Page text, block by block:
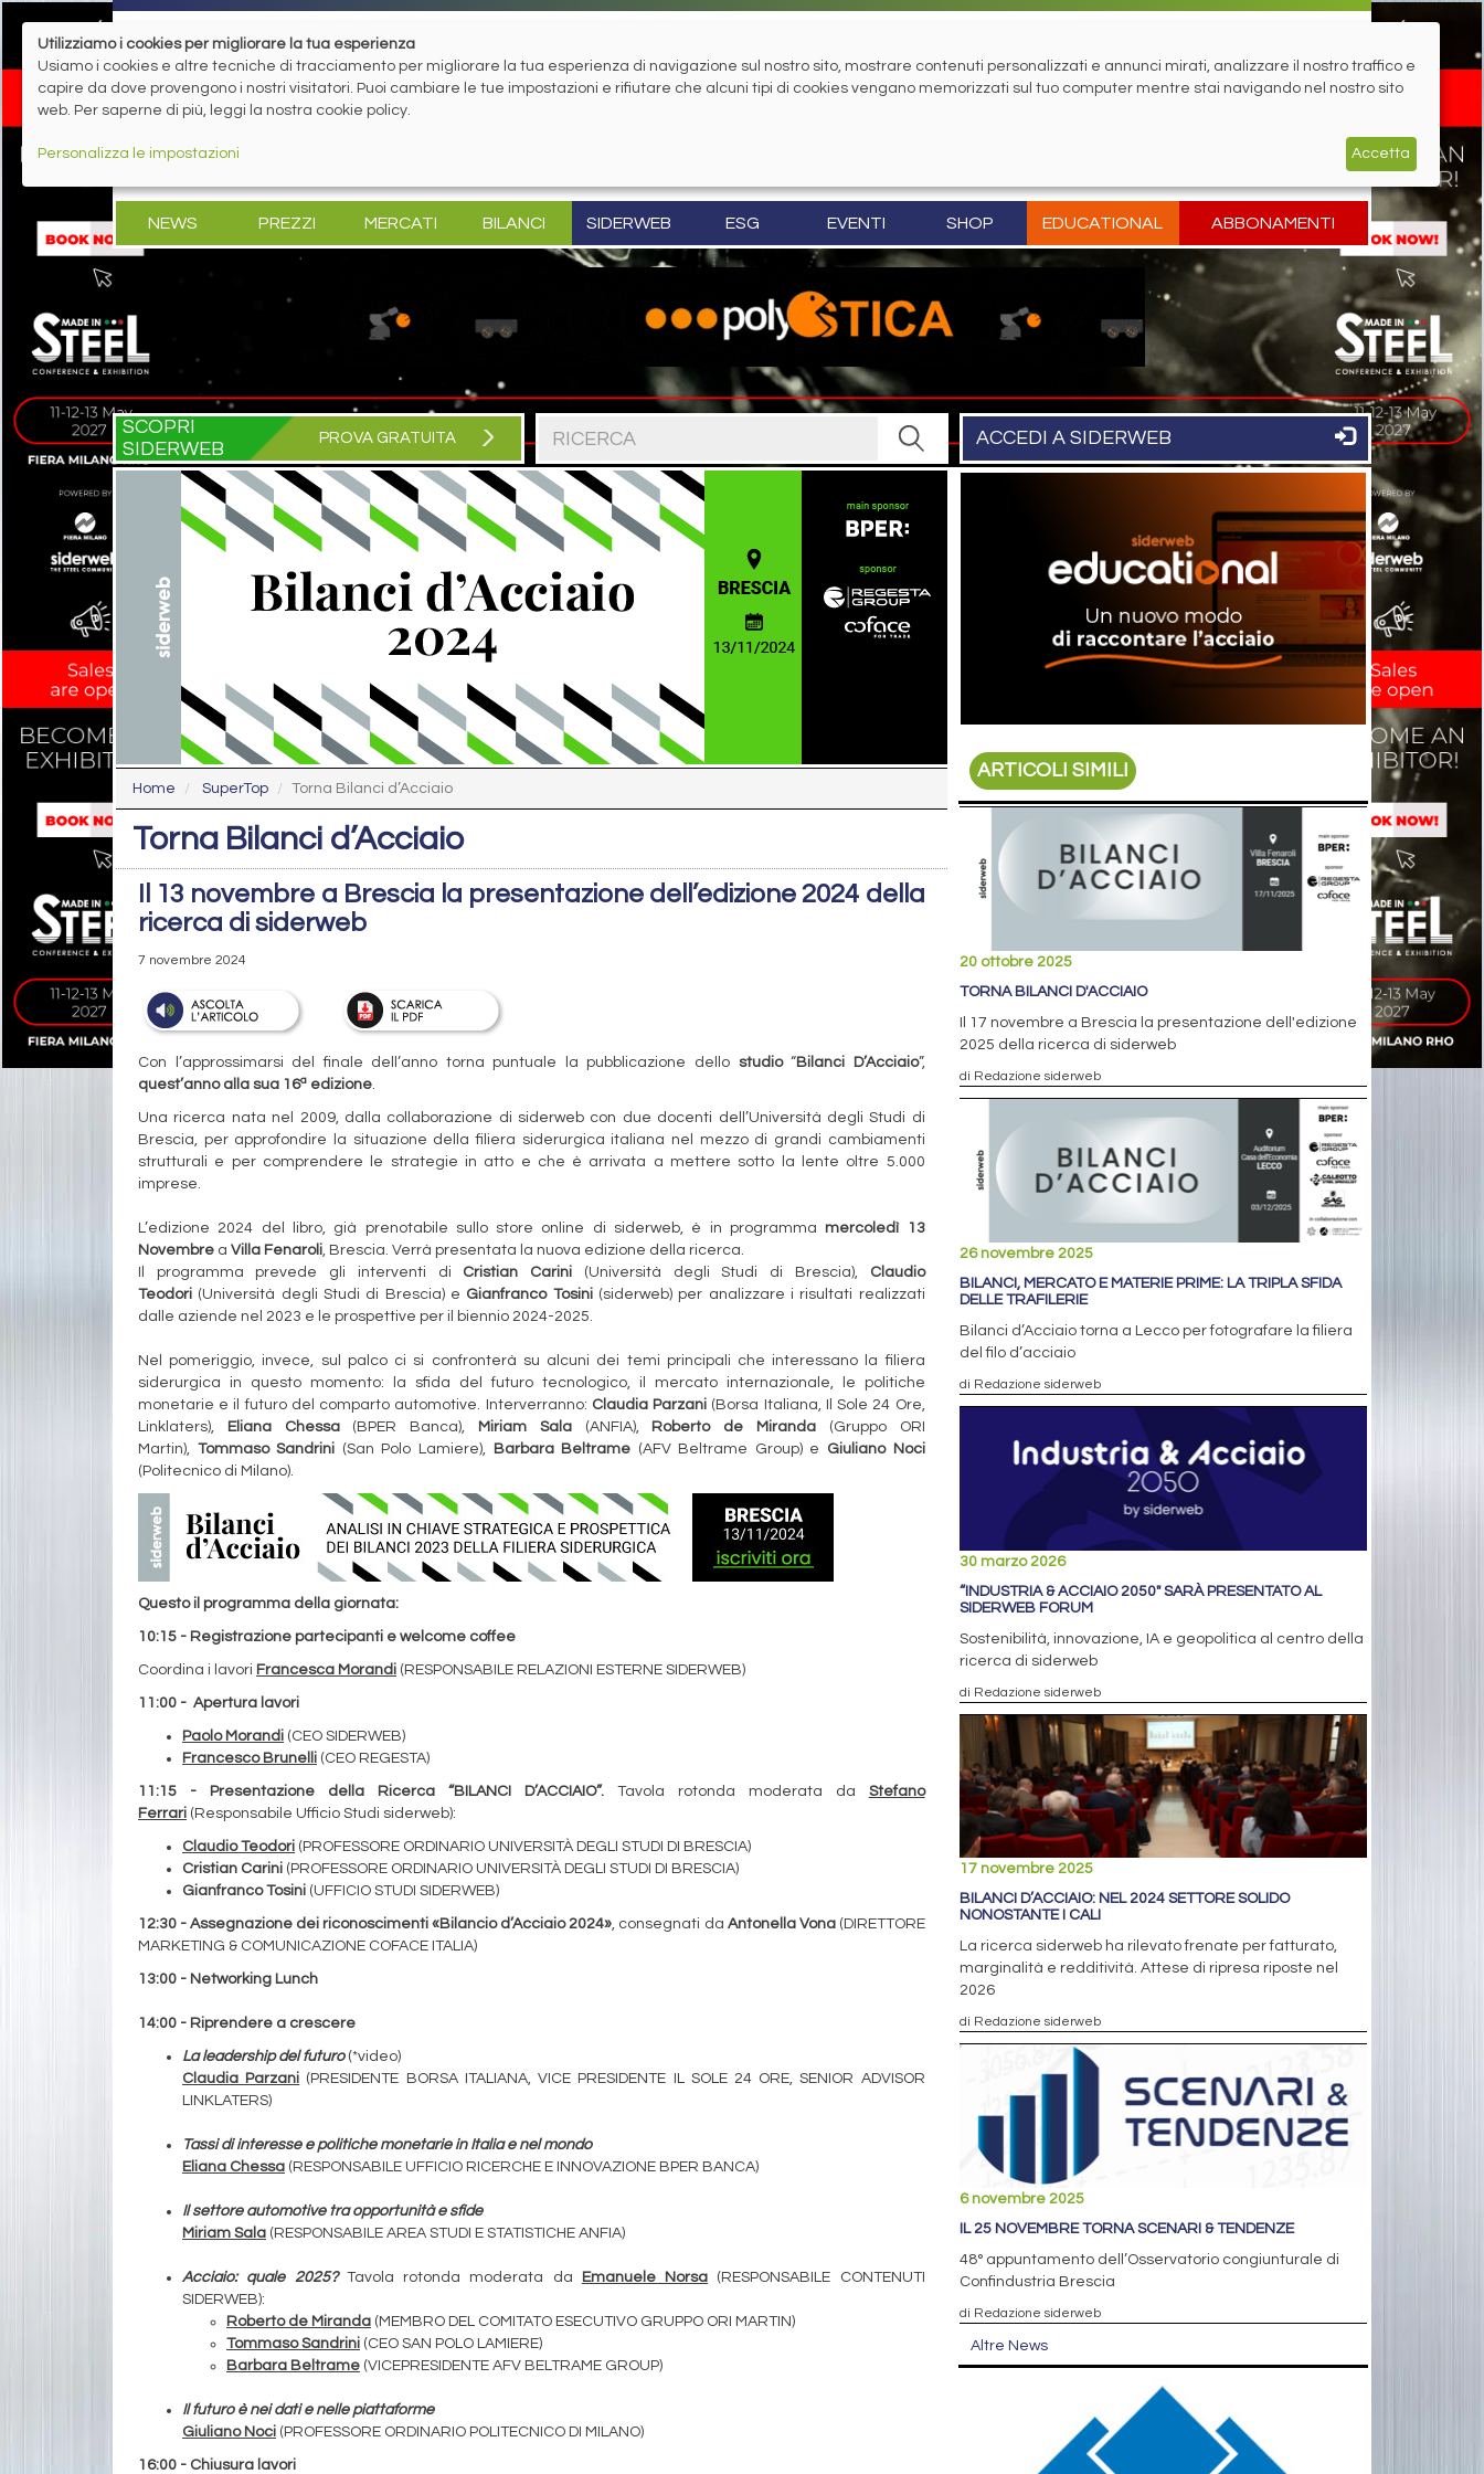
NEWS PREZZI MERCATI BILANCI SIDERWEB ESG EVENTI SHOP EDUCATIONAL ABBONAMENTI
SCOPRI
SIDERWEB
PROVA GRATUITA ACCEDI A SIDERWEB
Home SuperTop Torna Bilanci d’Acciaio
Torna Bilanci d’Acciaio
Il 13 novembre a Brescia la presentazione dell’edizione 2024 della
ricerca di siderweb
7 novembre 2024
Con l’approssimarsi del finale dell’anno torna puntuale la pubblicazione dello studio“Bilanci D’Acciaio”,
quest’anno alla sua 16a edizione.
Una ricerca nata nel 2009, dalla collaborazione di siderweb con due docenti dell’Università degli Studi di
Brescia, per approfondire la situazione della filiera siderurgica italiana nel mezzo di grandi cambiamenti
strutturali e per comprendere le strategie in atto e che è arrivata a mettere sotto la lente oltre 5.000
imprese.
L’edizione 2024 del libro, già prenotabile sullo store online di siderweb, è in programma mercoledì 13
Novembre a Villa Fenaroli, Brescia. Verrà presentata la nuova edizione della ricerca.
Il programma prevede gli interventi di Cristian Carini (Università degli Studi di Brescia), Claudio
Teodori (Università degli Studi di Brescia) e Gianfranco Tosini(siderweb) per analizzare i risultati realizzati
dalle aziende nel 2023 e le prospettive per il biennio 2024-2025.
Nel pomeriggio, invece, sul palco ci si confronterà su alcuni dei temi principali che interessano la filiera
siderurgica in questo momento: la sfida del futuro tecnologico, il mercato internazionale, le politiche
monetarie e il futuro del comparto automotive. Interverranno: Claudia Parzani (Borsa Italiana, Il Sole 24 Ore,
Linklaters), Eliana Chessa(BPER Banca), Miriam Sala (ANFIA), Roberto de Miranda (Gruppo ORI
Martin), Tommaso Sandrini (San Polo Lamiere), Barbara Beltrame (AFV Beltrame Group) e Giuliano Noci
(Politecnico di Milano).
Questo il programma della giornata:
10:15 - Registrazione partecipanti e welcome coffee
Coordina i lavori Francesca Morandi (RESPONSABILE RELAZIONI ESTERNE SIDERWEB)
11:00 - Apertura lavori
Paolo Morandi (CEO SIDERWEB)
Francesco Brunelli (CEO REGESTA)
11:15 - Presentazione della Ricerca “BILANCI D’ACCIAIO”. Tavola rotonda moderata da Stefano
Ferrari (Responsabile Ufficio Studi siderweb):
Claudio Teodori (PROFESSORE ORDINARIO UNIVERSITÀ DEGLI STUDI DI BRESCIA)
Cristian Carini (PROFESSORE ORDINARIO UNIVERSITÀ DEGLI STUDI DI BRESCIA)
Gianfranco Tosini (UFFICIO STUDI SIDERWEB)
12:30 - Assegnazione dei riconoscimenti «Bilancio d’Acciaio 2024», consegnati da Antonella Vona (DIRETTORE
MARKETING & COMUNICAZIONE COFACE ITALIA)
13:00 - Networking Lunch
14:00 - Riprendere a crescere
La leadership del futuro (*video)
Claudia Parzani (PRESIDENTE BORSA ITALIANA, VICE PRESIDENTE IL SOLE 24 ORE, SENIOR ADVISOR
LINKLATERS)
Tassi di interesse e politiche monetarie in Italia e nel mondo
Eliana Chessa (RESPONSABILE UFFICIO RICERCHE E INNOVAZIONE BPER BANCA)
Il settore automotive tra opportunità e sfide
Miriam Sala (RESPONSABILE AREA STUDI E STATISTICHE ANFIA)
Acciaio: quale 2025? Tavola rotonda moderata da Emanuele Norsa
(RESPONSABILE CONTENUTI
SIDERWEB):
Roberto de Miranda (MEMBRO DEL COMITATO ESECUTIVO GRUPPO ORI MARTIN)
Tommaso Sandrini (CEO SAN POLO LAMIERE)
Barbara Beltrame (VICEPRESIDENTE AFV BELTRAME GROUP)
Il futuro è nei dati e nelle piattaforme
Giuliano Noci (PROFESSORE ORDINARIO POLITECNICO DI MILANO)
16:00 - Chiusura lavori
ARTICOLI SIMILI
20 ottobre 2025
TORNA BILANCI D'ACCIAIO
Il 17 novembre a Brescia la presentazione dell'edizione
2025 della ricerca di siderweb
di Redazione siderweb
26 novembre 2025
BILANCI, MERCATO E MATERIE PRIME: LA TRIPLA SFIDA
DELLE TRAFILERIE
Bilanci d’Acciaio torna a Lecco per fotografare la filiera
del filo d’acciaio
di Redazione siderweb
30 marzo 2026
“INDUSTRIA & ACCIAIO 2050" SARÀ PRESENTATO AL
SIDERWEB FORUM
Sostenibilità, innovazione, IA e geopolitica al centro della
ricerca di siderweb
di Redazione siderweb
17 novembre 2025
BILANCI D’ACCIAIO: NEL 2024 SETTORE SOLIDO
NONOSTANTE I CALI
La ricerca siderweb ha rilevato frenate per fatturato,
marginalità e redditività. Attese di ripresa riposte nel
2026
di Redazione siderweb
6 novembre 2025
IL 25 NOVEMBRE TORNA SCENARI & TENDENZE
48° appuntamento dell’Osservatorio congiunturale di
Confindustria Brescia
di Redazione siderweb
Altre News
Utilizziamo i cookies per migliorare la tua esperienza
Usiamo i cookies e altre tecniche di tracciamento per migliorare la tua esperienza di navigazione sul nostro sito, mostrare contenuti personalizzati e annunci mirati, analizzare il nostro traffico e
capire da dove provengono i nostri visitatori. Puoi cambiare le tue impostazioni e rifiutare che alcuni tipi di cookies vengano memorizzati sul tuo computer mentre stai navigando nel nostro sito
web. Per saperne di più, leggi la nostra cookie policy.
Personalizza le impostazioni Accetta